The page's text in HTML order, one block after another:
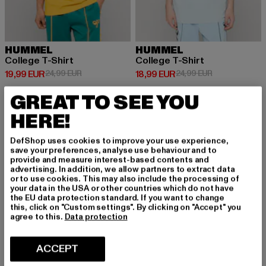
HUMMEL
College T-Shirt
19,99 EUR
Prix courant: 19,99 EUR
24,99 EURPrix en promotion: 24,99 EUR
HUMMEL
College T-Shirt
18,99 EUR
Prix courant: 18,99 EUR
24,99 EURPrix en
NOUVEAU -35%
GREAT TO SEE YOU
HERE!
DefShop uses cookies to improve your use experience,
save your preferences, analyse use behaviour and to
provide and measure interest-based contents and
advertising. In addition, we allow partners to extract data
or to use cookies. This may also include the processing of
your data in the USA or other countries which do not have
the EU data protection standard. If you want to change
this, click on "Custom settings". By clicking on "Accept" you
agree to this. Data protection
ACCEPT